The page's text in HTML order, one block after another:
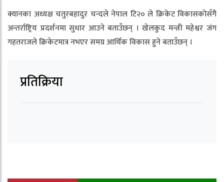
क्यानका अध्यक्ष चतुरबहादुर चन्दले नेपाल टि२० ले क्रिकेट विकासकोसँगै
अन्तर्राष्ट्रिय प्रदर्शनमा सुधार आउने बताउँछन् । खेलकुद मन्त्री महेश्वर जंग
गहतराजले क्रिकेटमात्र नभएर समग्र आर्थिक विकास हुने बताउँछन् ।
प्रतिक्रिया